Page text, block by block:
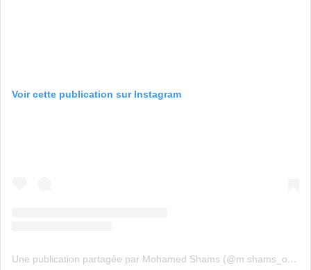
Voir cette publication sur Instagram
Une publication partagée par Mohamed Shams (@m.shams_official)